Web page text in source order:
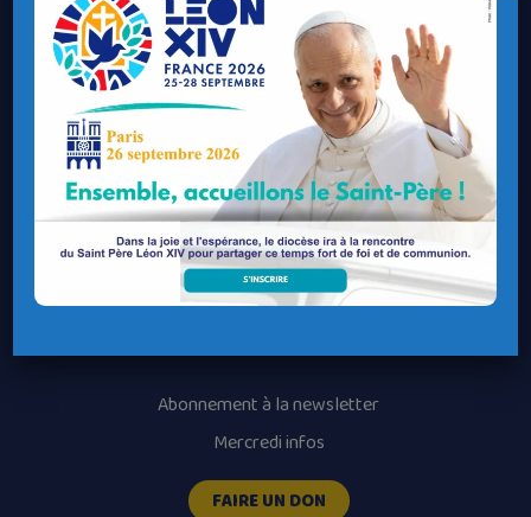
Contacter ma Paroisse
Contacter un service
Contacter une permanence
Recrutement
Horaires des messes
Nos paroisses
Les services diocésains
Les mouvements diocésains
Abonnement à la newsletter
Mercredi infos
FAIRE UN DON